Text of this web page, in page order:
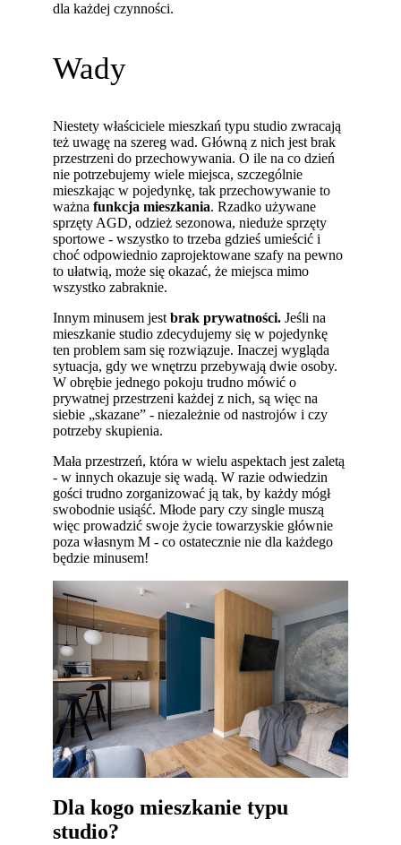
dla każdej czynności.
Wady
Niestety właściciele mieszkań typu studio zwracają
też uwagę na szereg wad. Główną z nich jest brak
przestrzeni do przechowywania. O ile na co dzień
nie potrzebujemy wiele miejsca, szczególnie
mieszkając w pojedynkę, tak przechowywanie to
ważnafunkcja mieszkania. Rzadko używane
sprzęty AGD, odzież sezonowa, nieduże sprzęty
sportowe - wszystko to trzeba gdzieś umieścić i
choć odpowiednio zaprojektowane szafy na pewno
to ułatwią, może się okazać, że miejsca mimo
wszystko zabraknie.
Innym minusem jestbrak prywatności. Jeśli na
mieszkanie studio zdecydujemy się w pojedynkę
ten problem sam się rozwiązuje. Inaczej wygląda
sytuacja, gdy we wnętrzu przebywają dwie osoby.
W obrębie jednego pokoju trudno mówić o
prywatnej przestrzeni każdej z nich, są więc na
siebie „skazane” - niezależnie od nastrojów i czy
potrzeby skupienia.
Mała przestrzeń, która w wielu aspektach jest zaletą
- w innych okazuje się wadą. W razie odwiedzin
gości trudno zorganizować ją tak, by każdy mógł
swobodnie usiąść. Młode pary czy single muszą
więc prowadzić swoje życie towarzyskie głównie
poza własnym M - co ostatecznie nie dla każdego
będzie minusem!
Dla kogo mieszkanie typu
studio?